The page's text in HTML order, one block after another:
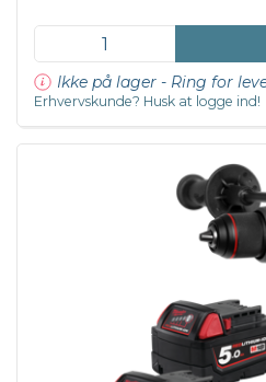
Ikke på lager - Ring for
Erhvervskunde? Husk at logge ind!